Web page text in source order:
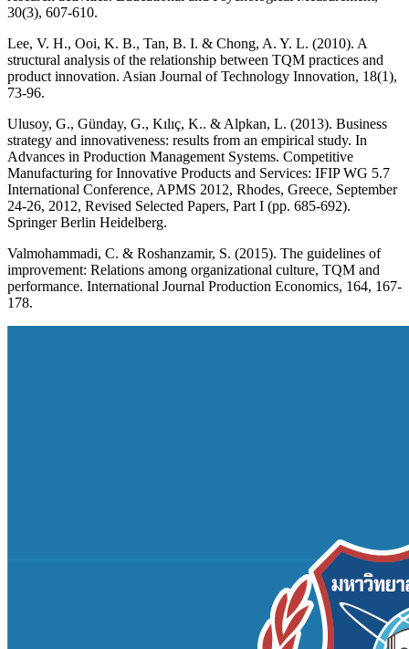
30(3), 607-610.
Lee, V. H., Ooi, K. B., Tan, B. I. & Chong, A. Y. L. (2010). A
structural analysis of the relationship between TQM practices and
product innovation. Asian Journal of Technology Innovation, 18(1),
73-96.
Ulusoy, G., Günday, G., Kılıç, K.. & Alpkan, L. (2013). Business
strategy and innovativeness: results from an empirical study. In
Advances in Production Management Systems. Competitive
Manufacturing for Innovative Products and Services: IFIP WG 5.7
International Conference, APMS 2012, Rhodes, Greece, September
24-26, 2012, Revised Selected Papers, Part I (pp. 685-692).
Springer Berlin Heidelberg.
Valmohammadi, C. & Roshanzamir, S. (2015). The guidelines of
improvement: Relations among organizational culture, TQM and
performance. International Journal Production Economics, 164, 167-
178.